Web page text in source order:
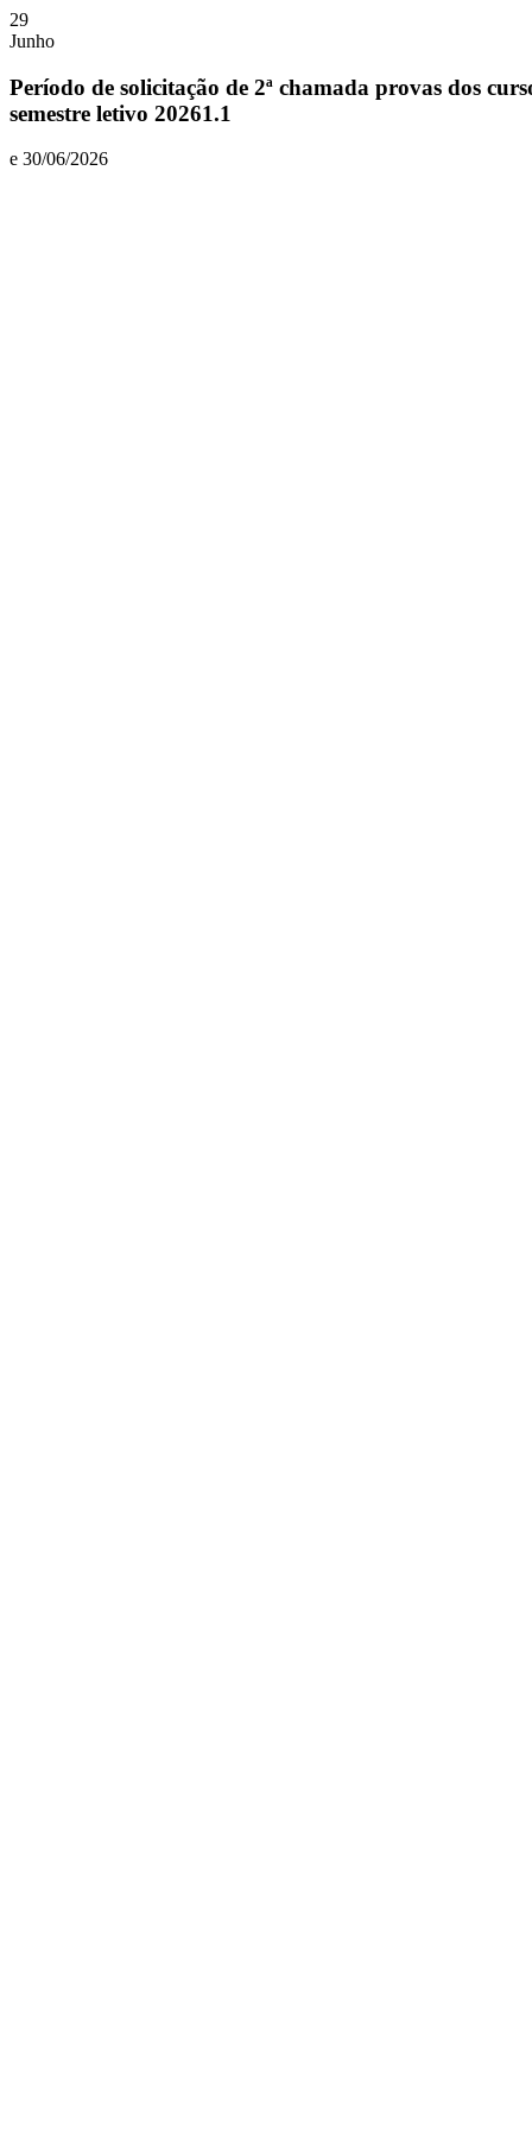
29
Junho
Período de solicitação de 2ª chamada provas dos
semestre letivo 20261.1
e 30/06/2026